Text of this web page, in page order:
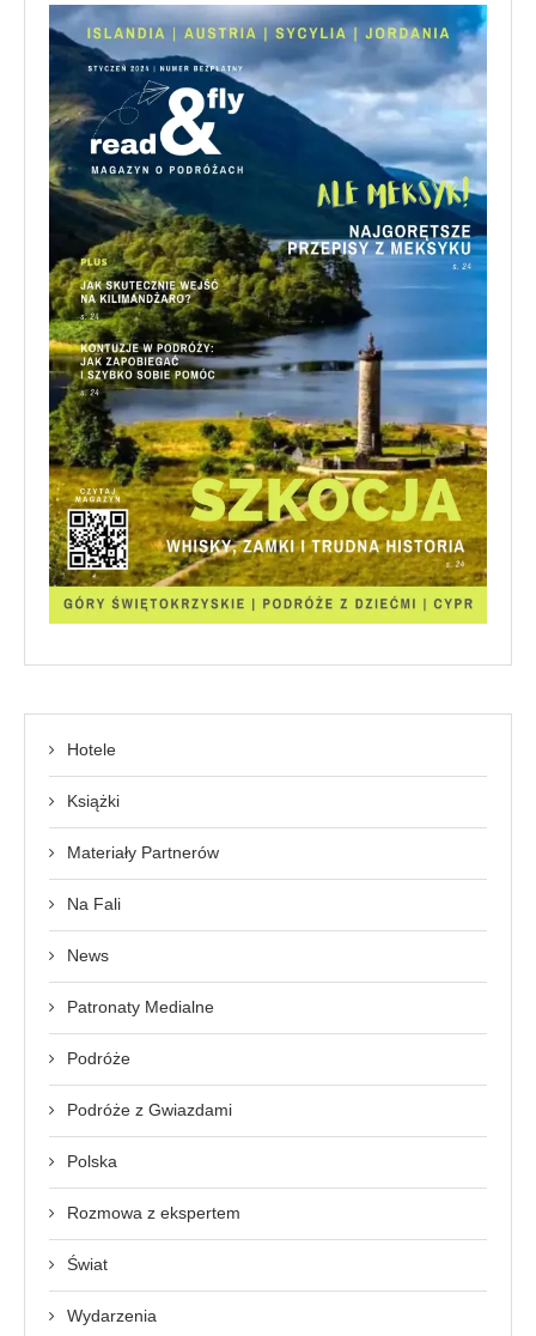
Hotele
Książki
Materiały Partnerów
Na Fali
News
Patronaty Medialne
Podróże
Podróże z Gwiazdami
Polska
Rozmowa z ekspertem
Świat
Wydarzenia